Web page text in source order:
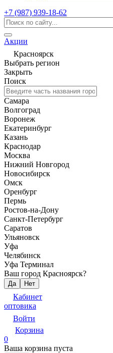
+7 (987) 939-18-62
Акции
Красноярск
Выбрать регион
Закрыть
Поиск
Самара
Волгоград
Воронеж
Екатеринбург
Казань
Краснодар
Москва
Нижний Новгород
Новосибирск
Омск
Оренбург
Пермь
Ростов-на-Дону
Санкт-Петербург
Саратов
Ульяновск
Уфа
Челябинск
Уфа Терминал
Ваш город Красноярск?
Да Нет
Кабинет
оптовика
Войти
Корзина
0
Ваша корзина пуста